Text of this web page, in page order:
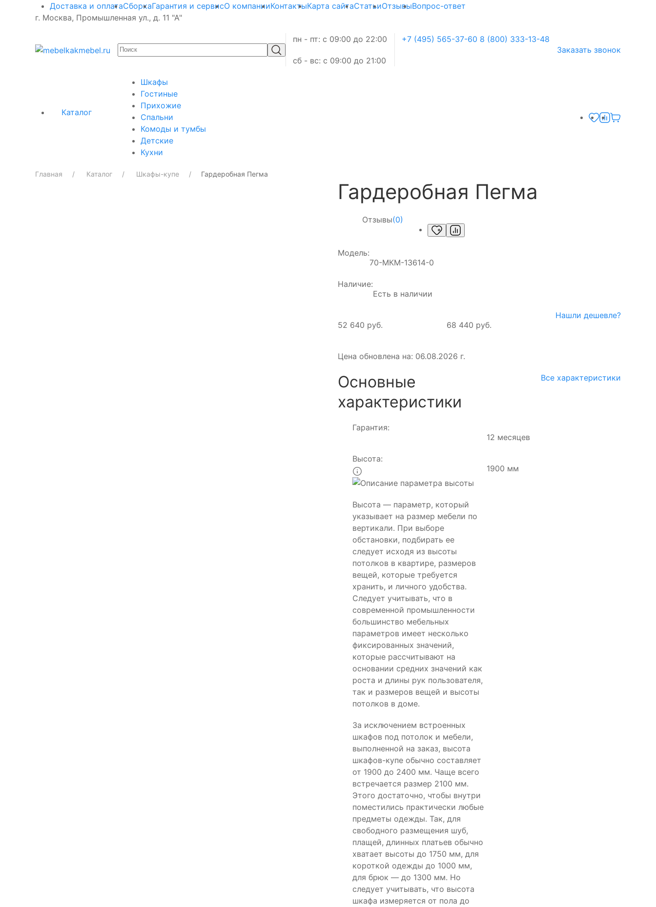
Доставка и оплатаСборкаГарантия и сервисО компанииКонтактыКарта сайтаСтатьиОтзывыВопрос-ответ
г. Москва, Промышленная ул., д. 11 "А"
пн - пт: с 09:00 до 22:00
сб - вс: с 09:00 до 21:00
+7 (495) 565-37-60 8 (800) 333-13-48
Заказать звонок
Каталог
Шкафы
Гостиные
Прихожие
Спальни
Комоды и тумбы
Детские
Кухни
Главная Каталог Шкафы-купе Гардеробная Пегма
Гардеробная Пегма
Отзывы(0)
Модель:
70-МКМ-13614-0
Наличие:
Есть в наличии
52 640 руб. 68 440 руб.
Нашли дешевле?
Цена обновлена на: 06.08.2026 г.
Основные
характеристики
Все характеристики
Гарантия:
12 месяцев
Высота:
Высота — параметр, который
указывает на размер мебели по
вертикали. При выборе
обстановки, подбирать ее
следует исходя из высоты
потолков в квартире, размеров
вещей, которые требуется
хранить, и личного удобства.
Следует учитывать, что в
современной промышленности
большинство мебельных
параметров имеет несколько
фиксированных значений,
которые рассчитывают на
основании средних значений как
роста и длины рук пользователя,
так и размеров вещей и высоты
потолков в доме.
За исключением встроенных
шкафов под потолок и мебели,
выполненной на заказ, высота
шкафов-купе обычно составляет
от 1900 до 2400 мм. Чаще всего
встречается размер 2100 мм.
Этого достаточно, чтобы внутри
поместились практически любые
предметы одежды. Так, для
свободного размещения шуб,
плащей, длинных платьев обычно
хватает высоты до 1750 мм, для
короткой одежды до 1000 мм,
для брюк — до 1300 мм. Но
следует учитывать, что высота
шкафа измеряется от пола до
1900 мм